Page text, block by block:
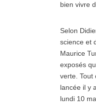
bien vivre
Selon
science et
Maurice
exposés
verte. Tout
lancée il y
lundi 10